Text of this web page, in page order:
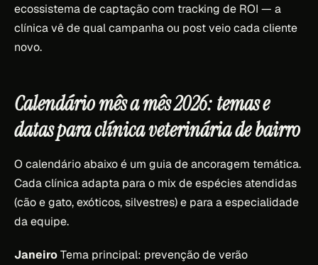
ecossistema de captação com tracking de ROI — a
clínica vê de qual campanha ou post veio cada cliente
novo.
Calendário mês a mês 2026: temas e
datas para clínica veterinária de bairro
O calendário abaixo é um guia de ancoragem temática.
Cada clínica adapta para o mix de espécies atendidas
(cão e gato, exóticos, silvestres) e para a especialidade
da equipe.
JaneiroTema principal: prevenção de verão